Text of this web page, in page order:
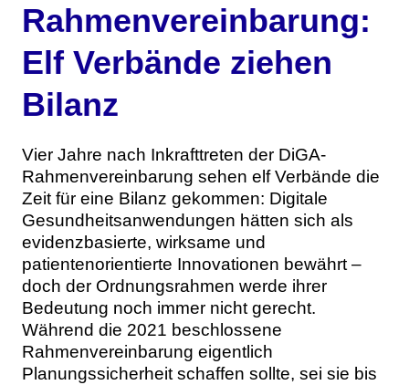
Studien
Ausgabenarchiv
Team
Rahmenvereinbarung:
Elf Verbände ziehen
Bilanz
Vier Jahre nach Inkrafttreten der DiGA-
Rahmenvereinbarung sehen elf Verbände die
Zeit für eine Bilanz gekommen: Digitale
Gesundheitsanwendungen hätten sich als
evidenzbasierte, wirksame und
patientenorientierte Innovationen bewährt –
doch der Ordnungsrahmen werde ihrer
Bedeutung noch immer nicht gerecht.
Während die 2021 beschlossene
Rahmenvereinbarung eigentlich
Planungssicherheit schaffen sollte, sei sie bis